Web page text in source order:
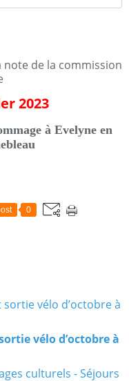
de la commission
2023
à Evelyne en
0
vélo d’octobre à